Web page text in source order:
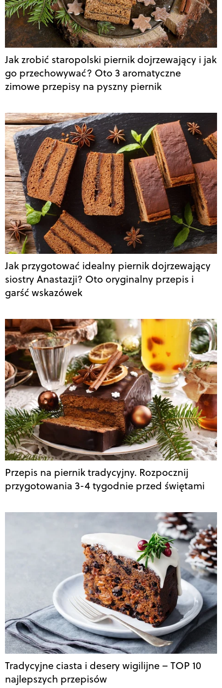
Jak zrobić staropolski piernik dojrzewający i jak
go przechowywać? Oto 3 aromatyczne
zimowe przepisy na pyszny piernik
Jak przygotować idealny piernik dojrzewający
siostry Anastazji? Oto oryginalny przepis i
garść wskazówek
Przepis na piernik tradycyjny. Rozpocznij
przygotowania 3-4 tygodnie przed świętami
Tradycyjne ciasta i desery wigilijne – TOP 10
najlepszych przepisów